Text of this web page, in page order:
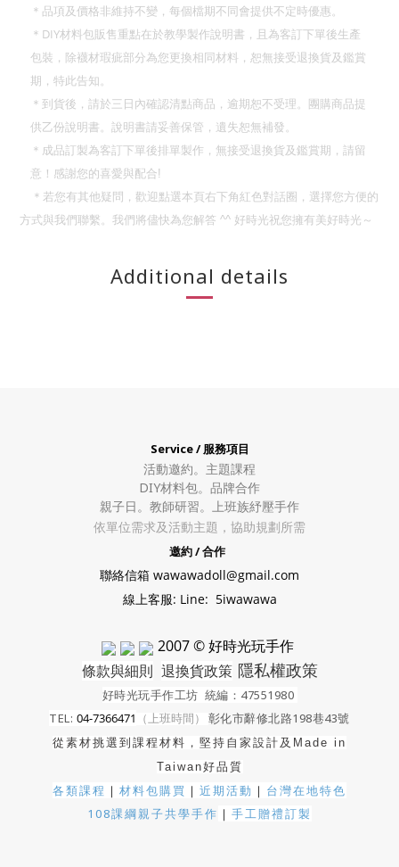
＊品項及價格非維持不變，每個檔期不同會提供不定時優惠。
＊ DIY材料包販售重點在於教學製作說明書，且為客訂下單後生產
包裝，除襪材瑕疵部分為您更換相同材料，恕無接受退換貨及鑑賞
期，特此告知。
＊到貨後，請於三日內確認清點商品，逾期恕不受理。團購商品提
供乙份說明書。說明書請妥善保管，遺失恕無補發。
＊成品訂製為客訂下單後排單製作，無接受退換貨及鑑賞期，請留
意！ 感謝您的喜愛與配合!
＊若您有其他疑問，歡迎點選本頁右下角紅色對話圈，選擇您方便的
方式與我們聯繫。我們將儘快為您解答 ^^ 好時光祝您擁有美好時光～
Additional details
Service / 服務項目
活動邀約。 主題課程
DIY材料包。 品牌合作
親子日。教師研習。上班族紓壓手作
依單位需求及活動主題，協助規劃所需
邀約 / 合作
聯絡信箱 wawawadoll@gmail.com
線上客服: Line: 5iwawawa
2007 © 好時光玩手作
條款與細則 退換貨政策 隱私權政策
好時光玩手作工坊 統編：47551980
TEL: 04-7366471 （上班時間） 彰化市辭修北路198巷43號
從素材挑選到課程材料，堅持自家設計及 Made in
Taiwan好品質
各類課程 ｜ 材料包購買 ｜ 近期活動 ｜ 台灣在地特色
108課綱親子共學手作 ｜ 手工贈禮訂製